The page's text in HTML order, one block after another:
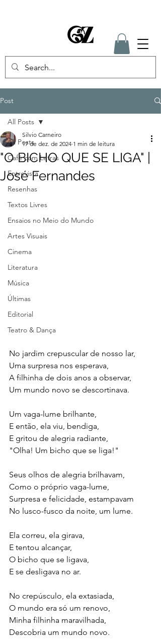
Post
All Posts
Café com Letras
Entrevista
Resenhas
Textos Livres
Ensaios no Meio do Mundo
Artes Visuais
Cinema
Literatura
Música
Últimas
Editorial
Teatro & Dança
All Posts
"O BICHO QUE SE LIGA" |
José Fernandes
Silvio Carneiro
17 de dez. de 2024 1 min de leitura
No jardim crepuscular de nosso lar,
Uma surpresa nos esperava,
A filhinha de dois anos a observar,
Um mundo novo se descortinava.
Um vaga-lume brilhante,
E então, ela viu, bendiga,
E gritou de alegria radiante,
"Olha! Um bicho que se liga!"
Seus olhos de alegria brilhavam,
Como o próprio vaga-lume,
Surpresa e felicidade, estampavam
No lusco-fusco da noite, um lume.
Ela correu, ela girava,
E tentou alcançar,
O bicho que se ligava,
E se desligava no ar.
No crepúsculo, ela extasiada,
O mundo era só um renovo,
Minha filhinha maravilhada,
Descobria um mundo novo.